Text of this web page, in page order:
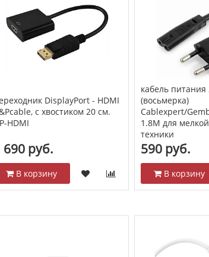
DisplayPort - HDMI
с хвостиком 20 см.
HDMI
690 руб.
В корзину
кабель
(восьмерка)
Cablexpert/
1.8M для
техники
590 руб.
В корзину